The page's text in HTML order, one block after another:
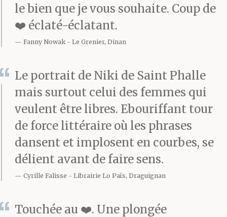
le bien que je vous souhaite. Coup de
❤️ éclaté-éclatant.
Fanny Nowak Le Grenier, Dinan
Le portrait de Niki de Saint Phalle
mais surtout celui des femmes qui
veulent être libres. Ebouriffant tour
de force littéraire où les phrases
dansent et implosent en courbes, se
délient avant de faire sens.
Cyrille Falisse Librairie Lo Païs, Draguignan
Touchée au ❤️. Une plongée